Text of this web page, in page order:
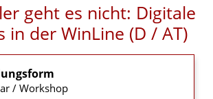
geht es nicht: Digitale
in der WinLine (D / AT)
/ Workshop